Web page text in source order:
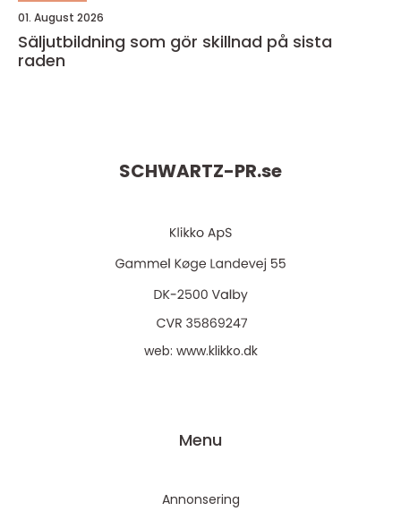
01. August 2026
Säljutbildning som gör skillnad på sista
raden
SCHWARTZ-PR.se
web: www.klikko.dk
Menu
Annonsering